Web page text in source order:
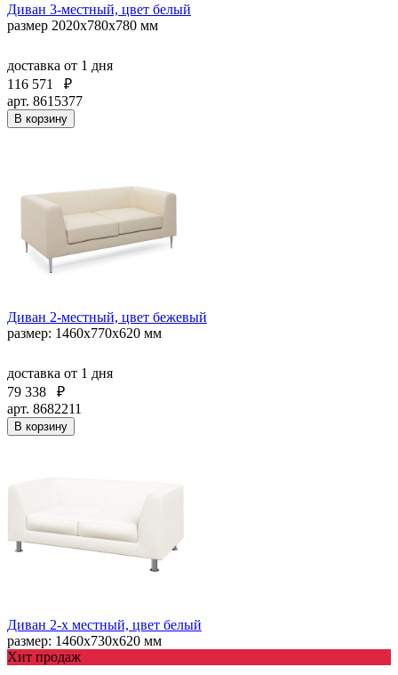
Диван 3-местный, цвет белый
размер 2020х780х780 мм
доставка от 1 дня
116 571
₽
арт. 8615377
В корзину
Диван 2-местный, цвет бежевый
размер: 1460x770x620 мм
доставка от 1 дня
79 338
₽
арт. 8682211
В корзину
Диван 2-х местный, цвет белый
размер: 1460х730х620 мм
Хит продаж